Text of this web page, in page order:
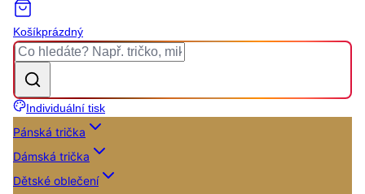
Košíkprázdný
Individuální tisk
Pánská trička
Dámská trička
Dětské oblečení